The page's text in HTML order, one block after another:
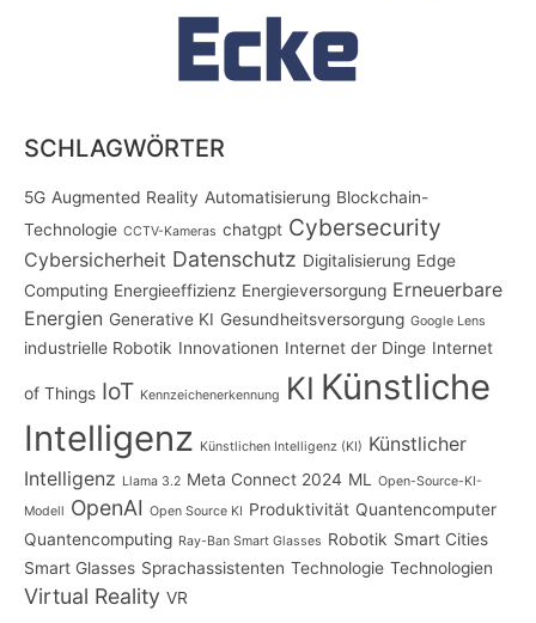
SCHLAGWÖRTER
5G Augmented Reality Automatisierung Blockchain-
Technologie CCTV-Kameras chatgpt Cybersecurity
Cybersicherheit Datenschutz Digitalisierung Edge
Computing Energieeffizienz Energieversorgung Erneuerbare
Energien Generative KI Gesundheitsversorgung Google Lens
industrielle Robotik Innovationen Internet der Dinge Internet
of Things IoT Kennzeichenerkennung KI Künstliche
Intelligenz Künstlichen Intelligenz (KI) Künstlicher
Intelligenz Llama 3.2 Meta Connect 2024 ML
Open-Source-KI-
Modell OpenAI Open Source KI Produktivität Quantencomputer
Quantencomputing Ray-Ban Smart Glasses Robotik Smart Cities
Smart Glasses Sprachassistenten Technologie Technologien
Virtual Reality VR